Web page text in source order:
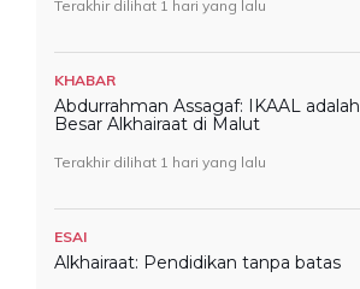
Terakhir dilihat 1 hari yang lalu
KHABAR
Abdurrahman Assagaf: IKAAL
Besar Alkhairaat di Malut
Terakhir dilihat 1 hari yang lalu
ESAI
Alkhairaat: Pendidikan tanpa batas